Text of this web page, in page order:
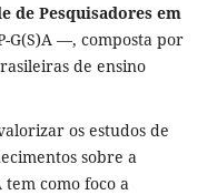
de Pesquisadores em
G(S)A —, composta por
de ensino
os estudos de
sobre a
tem como foco a